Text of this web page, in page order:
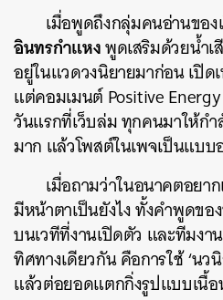
เมื่อพูดถึงกลุ่มคนอ่านของ
อินทรกำแหงพูดเสริมด้วยน้ำเ
อยู่ในแวดวงนิยายมาก่อน เปิด
แต่คอมเมนต์ Positive
วันแรกที่เว็บล่ม ทุกคนมาให้ก
มาก แล้วโพสต์ในเพจเป็นแบ
เมื่อถามว่าในอนาคตอยาก
มีหน้าตาเป็นยังไง ทั้งคำพูดข
บนเวทีที่งานเปิดตัว และทีมง
ทิศทางเดียวกัน คือการใช้ ‘นว
แล้วต่อยอดแตกกิ่งรูปแบบเนื้อ